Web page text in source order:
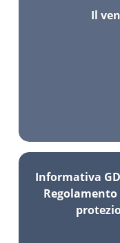
Il
Informativa
Regolamento